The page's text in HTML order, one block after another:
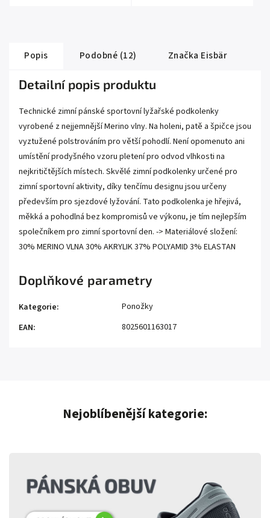
Popis Podobné (12) Značka Eisbär
Detailní popis produktu
Technické zimní pánské sportovní lyžařské podkolenky
vyrobené z nejjemnější Merino vlny. Na holeni, patě a špičce jsou
vyztužené polstrováním pro větší pohodlí. Není opomenuto ani
umístění prodyšného vzoru pletení pro odvod vlhkosti na
nejkritičtějších místech. Skvělé zimní podkolenky určené pro
zimní sportovní aktivity, díky tenčímu designu jsou určeny
především pro sjezdové lyžování. Tato podkolenka je hřejivá,
měkká a pohodlná bez kompromisů ve výkonu, je tím nejlepším
společníkem pro zimní sportovní den. -> Materiálové složení:
30% MERINO VLNA 30% AKRYLIK 37% POLYAMID 3% ELASTAN
Doplňkové parametry
Kategorie:
Ponožky
EAN: 8025601163017
Nejoblíbenější kategorie: